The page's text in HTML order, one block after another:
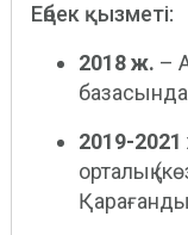
Еңбек қызметі:
2018 ж. –
2019-
орталық
Қарағанды